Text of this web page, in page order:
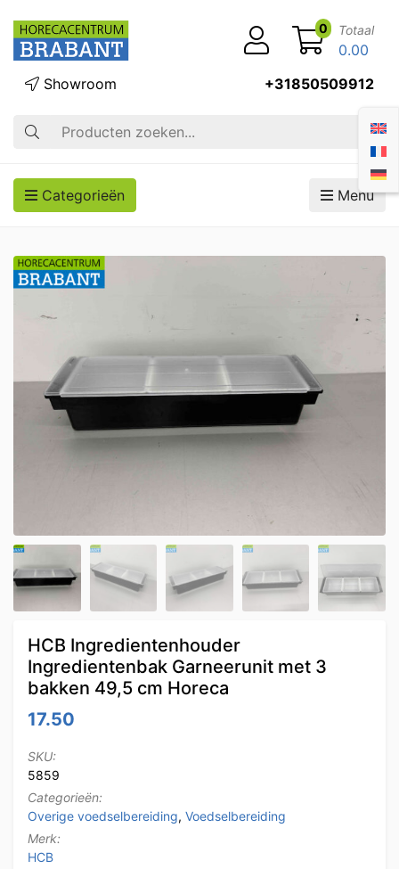
Zoek op
Showroom +31850509912
0 Totaal
0.00
Categorieën Menu
HCB Ingredientenhouder
Ingredientenbak Garneerunit met 3
bakken 49,5 cm Horeca
17.50
SKU:
5859
Categorieën:
Overige voedselbereiding, Voedselbereiding
Merk:
HCB